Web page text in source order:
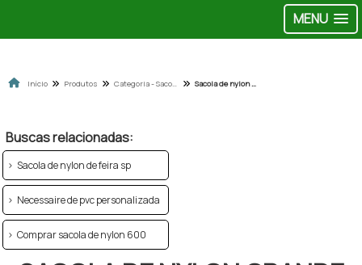
MENU
Início Produtos Categoria - Sacolas de pvc e nylon Sacola de nylon grande
Buscas relacionadas:
Sacola de nylon de feira sp
Necessaire de pvc personalizada
Comprar sacola de nylon 600